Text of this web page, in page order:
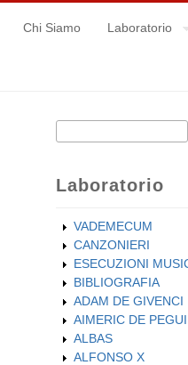
Chi Siamo Laboratorio
Form di
Cerca
Laboratorio
VADEMECUM
CANZONIERI
ESECUZIONI
BIBLIOGRAFIA
ADAM DE GIVENCI
AIMERIC DE
ALBAS
ALFONSO X